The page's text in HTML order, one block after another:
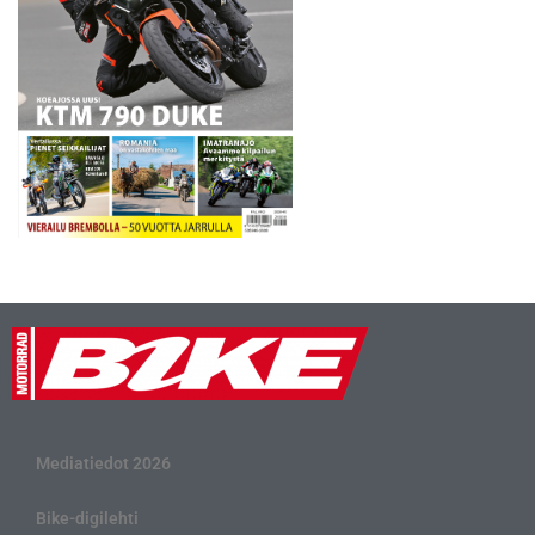
Mediatiedot 2026
Bike-digilehti